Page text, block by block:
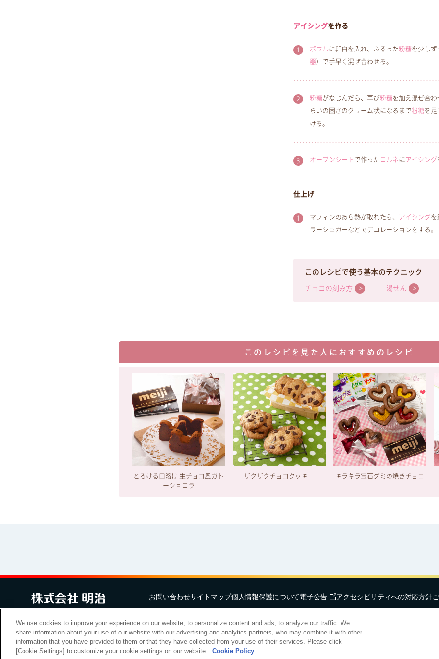
アイシングを作る
ボウルに卵白を入れ、ふるった粉糖を少しず
器）で手早く混ぜ合わせる。
粉糖がなじんだら、再び粉糖を加え混ぜ合
らいの固さのクリーム状になるまで粉糖を足
ける。
オーブンシート で作った コルネに アイシング
仕上げ
マフィンのあら熱が取れたら、 アイシング を
ラーシュガーなどでデコレーションをする。
このレシピで使う基本のテクニック
チョコの刻み方 湯せん
このレシピを見た人におすすめのレシピ
とろける口溶け 生チョコ風ガト
ーショコラ
ザクザクチョコクッキー キラキラ宝石グミの焼きチョコ
お問い合わせサイトマップ個人情報保護について電子公告 アクセシビリティへの対応方針
Copyright Meiji Co., Ltd. All Rights Reserved.
We use cookies to improve your experience on our website, to personalize content and ads, to analyze our traffic. We
share information about your use of our website with our advertising and analytics partners, who may combine it with other
information that you have provided to them or that they have collected from your use of their services. Please click
[Cookie Settings] to customize your cookie settings on our website.
Cookie Policy